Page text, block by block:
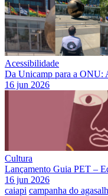
Acessibilidade
Da Unicamp para a ONU:
16 jun 2026
Cultura
Lançamento Guia PET –
16 jun 2026
caiapi campanha do